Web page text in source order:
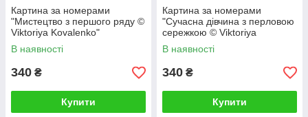
Картина за номерами
"Мистецтво з першого ряду ©
Viktoriya Kovalenko"
PBS52763 40×50 см
В наявності
340 ₴
Купити
Картина за номерами
"Сучасна дівчина з перловою
сережкою © Viktoriya
Kovalenko" PBS52762 40×50
см
В наявності
340 ₴
Купити